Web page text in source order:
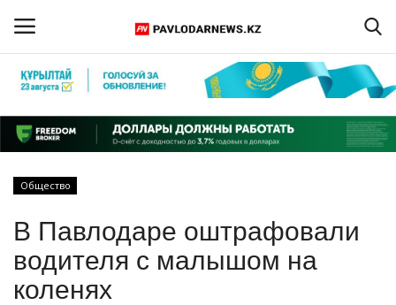
Регистрация
Главная
ПАВЛОДАРСКАЯ ОБЛАСТЬ
КАЗАХСТАН
Общество
В Павлодаре оштрафовали
водителя с малышом на
коленях